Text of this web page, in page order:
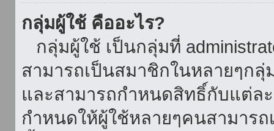
กลุ่มผู้ใช้ คืออะไร?
กลุ่มผู้ใช้ เป็นกลุ่มที่
สามารถเป็นสมาชิกในหลายๆก
และสามารถกำหนดสิทธิ์กับแต่ล
กำหนดให้ผู้ใช้หลายๆคนสามารถ